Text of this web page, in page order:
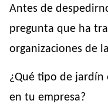
Antes de
pregunta que ha
organizaciones de
¿Qué tipo de jardín
en tu empresa?